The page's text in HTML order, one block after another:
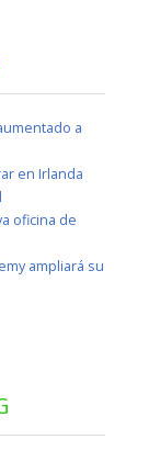
a
en Irlanda
oficina de
ampliará su